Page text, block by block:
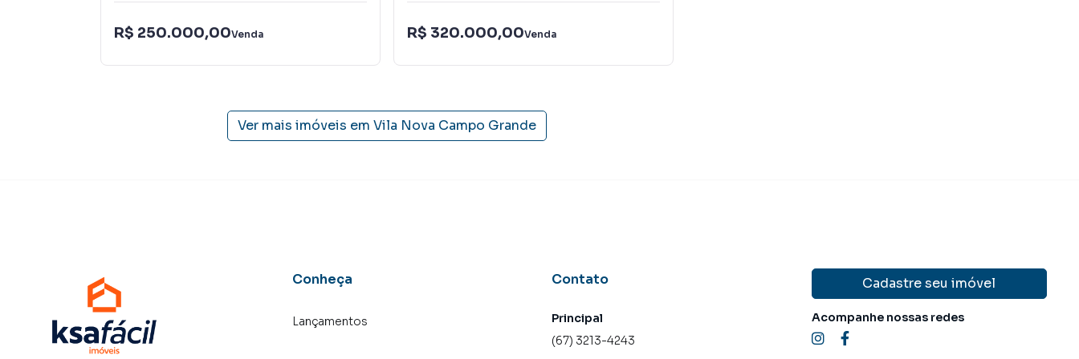
R$ 250.000,00Venda R$ 320.000,00Venda
Ver mais imóveis em Vila Nova Campo Grande
Conheça
Lançamentos
Contato
Principal
(67) 3213-4243
Cadastre seu imóvel
Acompanhe nossas redes